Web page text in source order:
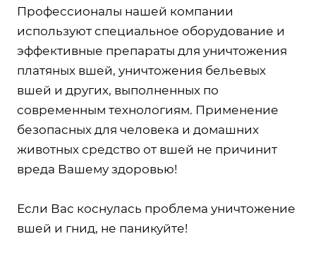
Профессионалы нашей компании
используют специальное оборудование и
эффективные препараты для уничтожения
платяных вшей, уничтожения бельевых
вшей и других, выполненных по
современным технологиям. Применение
безопасных для человека и домашних
животных средство от вшей не причинит
вреда Вашему здоровью!
Если Вас коснулась проблема уничтожение
вшей и гнид, не паникуйте!